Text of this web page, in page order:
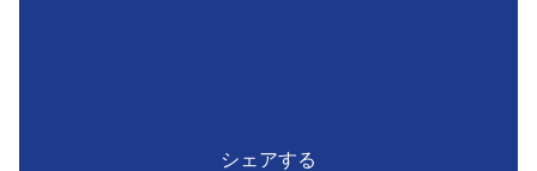
シェアする